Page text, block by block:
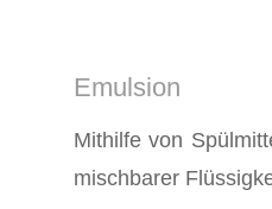
Emulsion
Mithilfe von
mischbarer